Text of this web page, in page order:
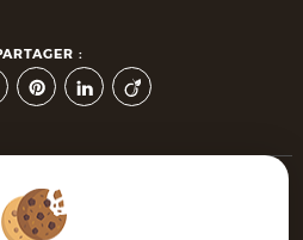
:
confort de lecture permanent, depuis